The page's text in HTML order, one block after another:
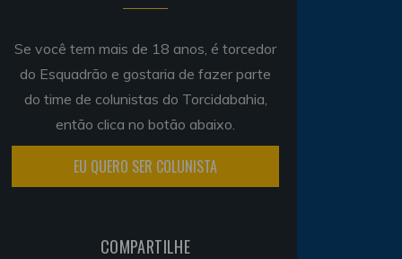
Se você tem mais de 18 anos, é torcedor
do Esquadrão e gostaria de fazer parte
do time de colunistas do Torcidabahia,
então clica no botão abaixo.
EU QUERO SER COLUNISTA
COMPARTILHE